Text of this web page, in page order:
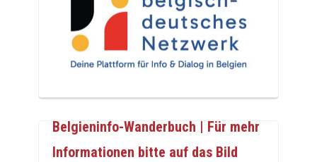
Belgieninfo-Wanderbuch | Für mehr
Informationen bitte auf das Bild